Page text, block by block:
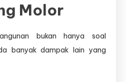
Molor
bukan hanya soal
banyak dampak lain yang